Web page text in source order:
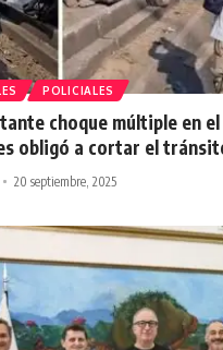
POLICIALES
choque múltiple en el
obligó a cortar el
20 septiembre, 2025